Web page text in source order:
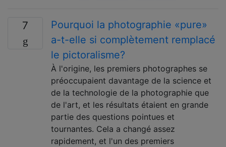
7
Pourquoi la photographie «pure»
a-t-elle si complètement remplacé
le pictoralisme?
À l'origine, les premiers photographes se
préoccupaient davantage de la science et
de la technologie de la photographie que
de l'art, et les résultats étaient en grande
partie des questions pointues et
tournantes. Cela a changé assez
rapidement, et l'un des premiers